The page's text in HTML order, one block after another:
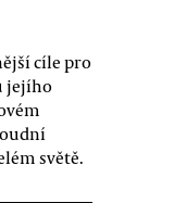
cíle pro
jejího
světě.